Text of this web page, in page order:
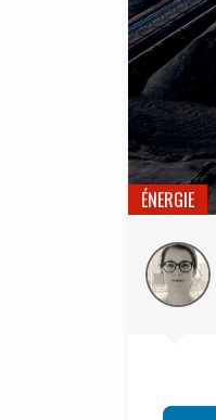
ÉNERGIE